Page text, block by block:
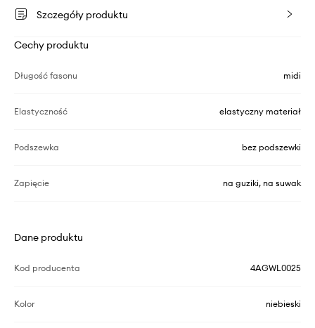
Szczegóły produktu
Cechy produktu
Długość fasonu midi
Elastyczność elastyczny materiał
Podszewka bez podszewki
Zapięcie na guziki, na suwak
Dane produktu
Kod producenta 4AGWL0025
Kolor niebieski